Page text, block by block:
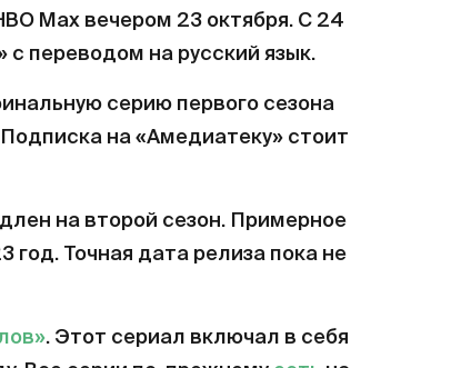
Max вечером 23 октября. С 24
с переводом на русский язык.
серию первого сезона
Подписка на «Амедиатеку» стоит
на второй сезон. Примерное
год. Точная дата релиза пока не
. Этот сериал включал в себя